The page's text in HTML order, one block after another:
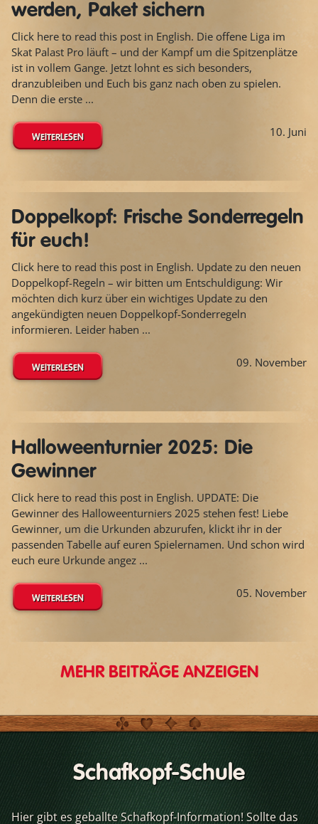
werden, Paket sichern
Click here to read this post in English. Die offene Liga im
Skat Palast Pro läuft – und der Kampf um die Spitzenplätze
ist in vollem Gange. Jetzt lohnt es sich besonders,
dranzubleiben und Euch bis ganz nach oben zu spielen.
Denn die erste ...
WEITERLESEN 10. Juni
Doppelkopf: Frische Sonderregeln
für euch!
Click here to read this post in English. Update zu den neuen
Doppelkopf-Regeln – wir bitten um Entschuldigung: Wir
möchten dich kurz über ein wichtiges Update zu den
angekündigten neuen Doppelkopf-Sonderregeln
informieren. Leider haben ...
WEITERLESEN 09. November
Halloweenturnier 2025: Die
Gewinner
Click here to read this post in English. UPDATE: Die
Gewinner des Halloweenturniers 2025 stehen fest! Liebe
Gewinner, um die Urkunden abzurufen, klickt ihr in der
passenden Tabelle auf euren Spielernamen. Und schon wird
euch eure Urkunde angez ...
WEITERLESEN 05. November
MEHR BEITRÄGE ANZEIGEN
Schafkopf-Schule
Hier gibt es geballte Schafkopf-Information! Sollte das